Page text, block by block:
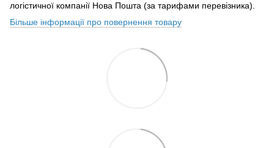
логістичної компанії Нова Пошта (за тарифами перевізника).
Більше інформації про повернення товару